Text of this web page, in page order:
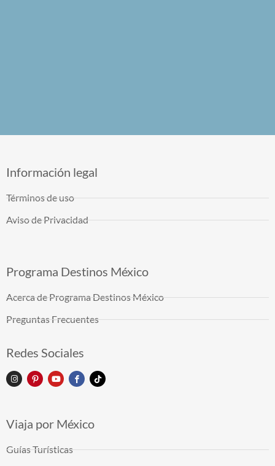
Información legal
Términos de uso
Aviso de Privacidad
Programa Destinos México
Acerca de Programa Destinos México
Preguntas Frecuentes
Redes Sociales
Viaja por México
Guías Turísticas